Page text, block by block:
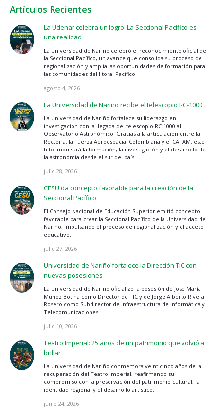
Artículos Recientes
La Udenar celebra un logro: La Seccional Pacífico es
una realidad
La Universidad de Nariño celebró el reconocimiento oficial de
la Seccional Pacífico, un avance que consolida su proceso de
regionalización y amplía las oportunidades de formación para
las comunidades del litoral Pacífico.
agosto 4, 2026
La Universidad de Nariño recibe el telescopio RC-1000
La Universidad de Nariño fortalece su liderazgo en
investigación con la llegada del telescopio RC-1000 al
Observatorio Astronómico. Gracias a la articulación entre la
Rectoría, la Fuerza Aeroespacial Colombiana y el CATAM, este
hito impulsará la formación, la investigación y el desarrollo de
la astronomía desde el sur del país.
julio 28, 2026
CESU da concepto favorable para la creación de la
Seccional Pacífico
El Consejo Nacional de Educación Superior emitió concepto
favorable para crear la Seccional Pacífico de la Universidad de
Nariño, impulsando el proceso de regionalización y el acceso
educativo.
julio 27, 2026
Universidad de Nariño fortalece la Dirección TIC con
nuevas posesiones
La Universidad de Nariño oficializó la posesión de José María
Muñoz Botina como Director de TIC y de Jorge Alberto Rivera
Rosero como Subdirector de Infraestructura de Informática y
Telecomunicaciones.
julio 10, 2026
Teatro Imperial: 25 años de un patrimonio que volvió a
brillar
La Universidad de Nariño conmemora veinticinco años de la
recuperación del Teatro Imperial, reafirmando su
compromiso con la preservación del patrimonio cultural, la
identidad regional y el desarrollo artístico.
junio 24, 2026